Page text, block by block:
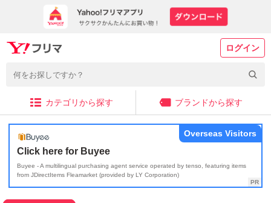
ログイン
カテゴリから探す ブランドから探す
Click here for Buyee
Buyee - A multilingual purchasing agent service operated by tenso, featuring items
from JDirectItems Fleamarket (provided by LY Corporation)
Overseas Visitors